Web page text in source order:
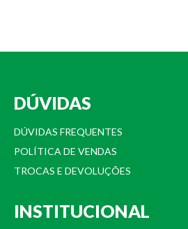
DÚVIDAS
DÚVIDAS FREQUENTES
POLÍTICA DE VENDAS
TROCAS E DEVOLUÇÕES
INSTITUCIONAL